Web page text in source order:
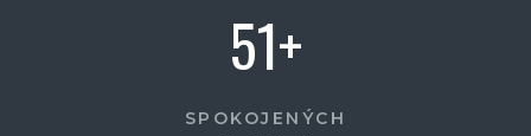
51+
SPOKOJENÝCH